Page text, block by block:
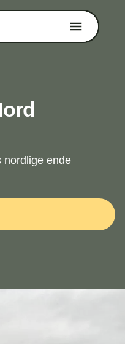
Kolding
Kolding
nordlige ende